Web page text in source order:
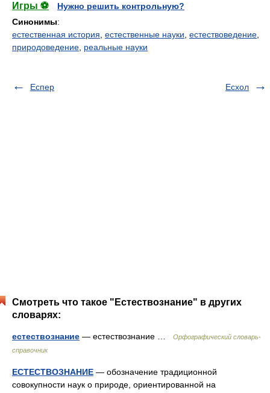
Игры ⚽
Нужно решить контрольную?
Синонимы:
естественная история естественные науки естествоведение
природоведение реальные науки
Еспер Есхол
Смотреть что такое "Естествознание" в других
словарях:
естествознание — естествознание …
Орфографический словарь-
справочник
ЕСТЕСТВОЗНАНИЕ — обозначение традиционной
совокупности наук о природе, ориентированной на